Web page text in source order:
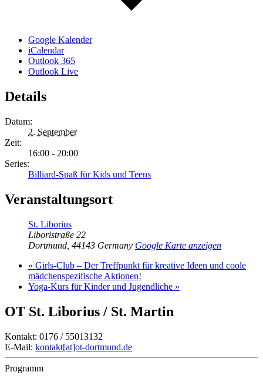
Google Kalender
iCalendar
Outlook 365
Outlook Live
Details
Datum:
2. September
Zeit:
16:00 - 20:00
Series:
Billiard-Spaß für Kids und Teens
Veranstaltungsort
St. Liborius
Liboristraße 22
Dortmund 44143 Germany Google Karte anzeigen
« Girls-Club – Der Treffpunkt für kreative Ideen und coole
mädchenspezifische Aktionen!
Yoga-Kurs für Kinder und Jugendliche »
OT St. Liborius / St. Martin
Kontakt: 0176 / 55013132
E-Mail: kontakt[at]ot-dortmund.de
Programm